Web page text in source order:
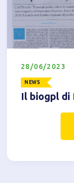
28/06/2023
NEWS
Il biogpl di